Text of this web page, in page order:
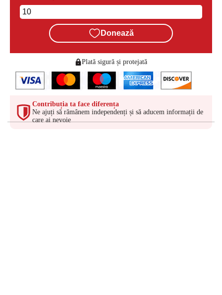
Donează
Plată sigură și protejată
Contribuția ta face diferența
Ne ajuți să rămânem independenți și să aducem informații de
care ai nevoie